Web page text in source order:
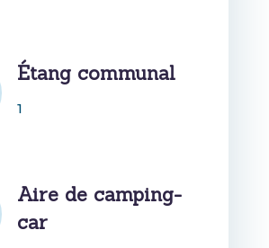
Étang communal
1
Aire de camping-
car